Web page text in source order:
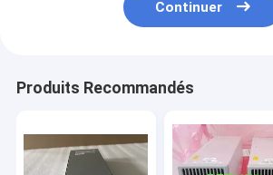
Continuer
Produits Recommandés